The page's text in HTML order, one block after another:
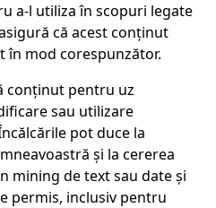
a-l utiliza în scopuri legate
că acest conținut
în mod corespunzător.
conținut pentru uz
sau utilizare
pot duce la
și la cererea
mining de text sau date și
permis, inclusiv pentru